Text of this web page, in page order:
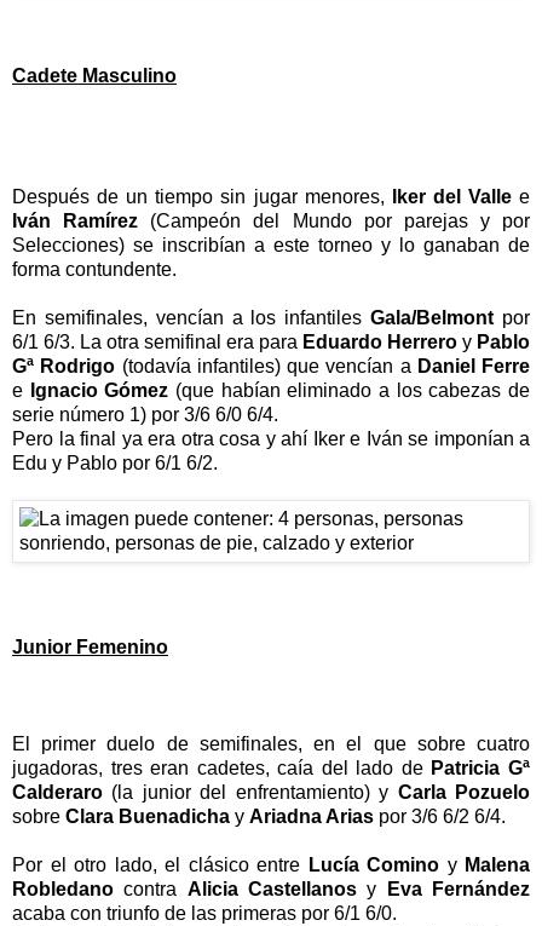
Cadete Masculino
Después de un tiempo sin jugar menores, Iker del Vallee
Iván Ramírez (Campeón del Mundo por parejas y por
Selecciones) se inscribían a este torneo y lo ganaban de
forma contundente.
En semifinales, vencían a los infantilesGala/Belmont por
6/1 6/3. La otra semifinal era para Eduardo Herrero y Pablo
Gª Rodrigo (todavía infantiles) que vencían a Daniel Ferre
e Ignacio Gómez (que habían eliminado a los cabezas de
serie número 1) por 3/6 6/0 6/4.
Pero la final ya era otra cosa y ahí Iker e Iván se imponían a
Edu y Pablo por 6/1 6/2.
Junior Femenino
El primer duelo de semifinales, en el que sobre cuatro
jugadoras, tres eran cadetes, caía del lado de Patricia Gª
Calderaro (la junior del enfrentamiento) y Carla Pozuelo
sobre Clara Buenadicha y Ariadna Arias por 3/6 6/2 6/4.
Por el otro lado, el clásico entre Lucía Comino y Malena
Robledano contra Alicia Castellanos y
Eva Fernández
acaba con triunfo de las primeras por 6/1 6/0.